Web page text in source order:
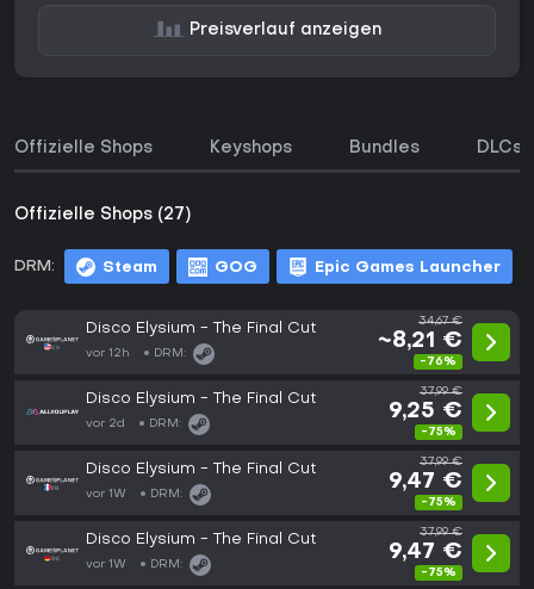
Preisverlauf anzeigen
Offizielle Shops Keyshops Bundles DLCs
Offizielle Shops (27)
DRM: Steam GOG Epic Games Launcher
Disco Elysium - The Final Cut
vor 12h DRM:
34,67 €
~8,21 €
-76%
Disco Elysium - The Final Cut
vor 2d DRM:
37,99 €
9,25 €
-75%
Disco Elysium - The Final Cut
vor 1W DRM:
37,99 €
9,47 €
-75%
Disco Elysium - The Final Cut
vor 1W DRM:
37,99 €
9,47 €
-75%